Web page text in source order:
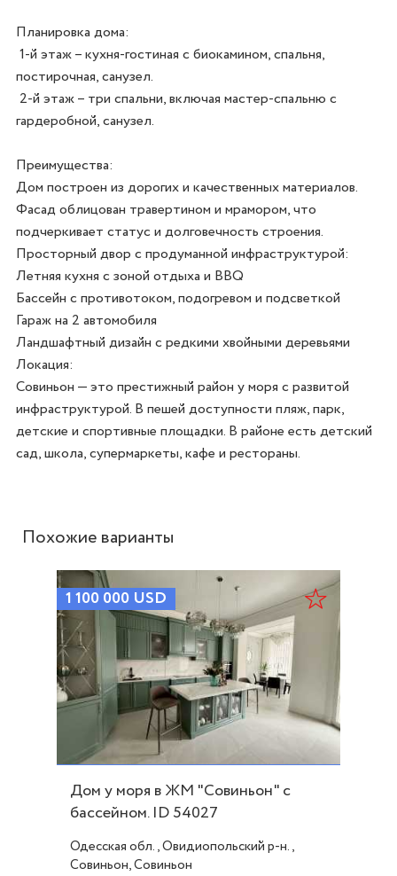
Планировка дома:
постирочная, санузел.
гардеробной, санузел.
Преимущества:
Дом построен из дорогих и качественных материалов.
Фасад облицован травертином и мрамором, что
подчеркивает статус и долговечность строения.
Просторный двор с продуманной инфраструктурой:
Летняя кухня с зоной отдыха и BBQ
Бассейн с противотоком, подогревом и подсветкой
Гараж на 2 автомобиля
Ландшафтный дизайн с редкими хвойными деревьями
Локация:
Совиньон — это престижный район у моря с развитой
инфраструктурой. В пешей доступности пляж, парк,
детские и спортивные площадки. В районе есть детский
Похожие варианты
1 100 000 USD
Дом у моря в ЖМ "Совиньон" с
бассейном. ID 54027
Одесская обл., Овидиопольский р-н.,
Совиньон, Совиньон